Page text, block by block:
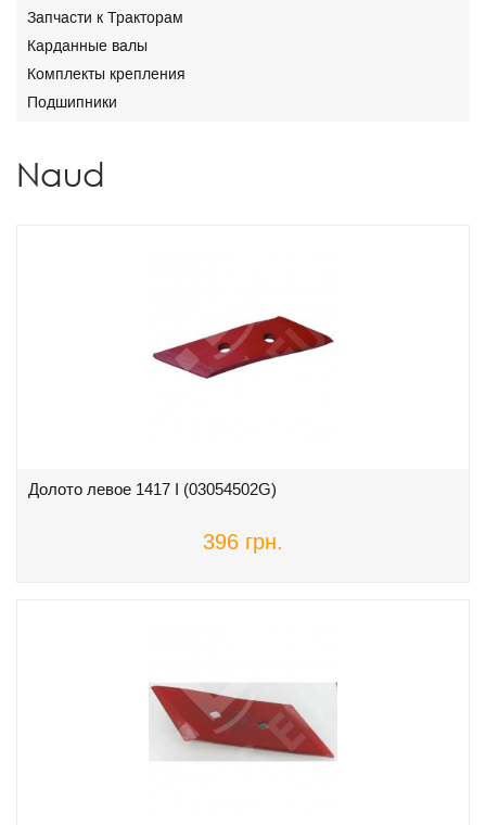
Запчасти к Тракторам
Карданные валы
Комплекты крепления
Подшипники
Naud
Долото левое 1417 I (03054502G)
396 грн.